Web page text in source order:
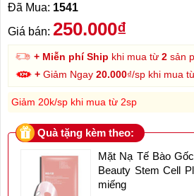
Đã Mua: 1541
Giá bán: 250.000₫
+ Miễn phí Ship khi mua từ 2 sản
+ Giảm Ngay20.000₫/sp khi mua
Giảm 20k/sp khi mua từ 2sp
Quà tặng kèm theo:
Mặt Nạ Tế Bào
Beauty Stem Cell
miếng